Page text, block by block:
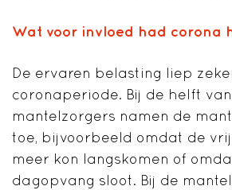
Wat voor invloed had corona
De ervaren belasting liep
coronaperiode. Bij de helft
mantelzorgers namen de
toe, bijvoorbeeld omdat de
meer kon langskomen of
dagopvang sloot. Bij de